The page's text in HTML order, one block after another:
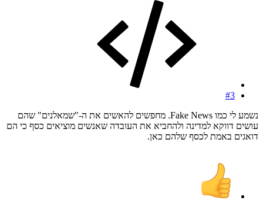
#3
נשמע לי כמו Fake News. מחפשים להאשים את ה-"שמאלנים" שהם
עושים דווקא למדינה ולהחביא את העובדה שאנשים מוציאים כסף כי הם
דואגים באמת לכסף שלהם כאן.